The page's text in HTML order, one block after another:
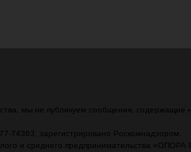
мы не публикуем сообщения,
зарегистрировано Роскомнадзором.
и среднего предпринимательства «ОПОРА